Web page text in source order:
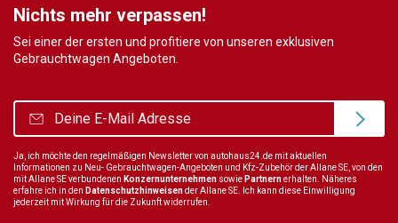
Nichts mehr verpassen!
Sei einer der ersten und profitiere von unseren exklusiven
Gebrauchtwagen Angeboten.
Ja, ich möchte den regelmäßigen Newsletter von autohaus24.de mit aktuellen
Informationen zu Neu- Gebrauchtwagen-Angeboten und Kfz-Zubehör der Allane SE, von den
mit Allane SE verbundenen Konzernunternehmen sowie Partnernerhalten. Näheres
erfahre ich in den Datenschutzhinweisender Allane SE. Ich kann diese Einwilligung
jederzeit mit Wirkung für die Zukunft widerrufen.